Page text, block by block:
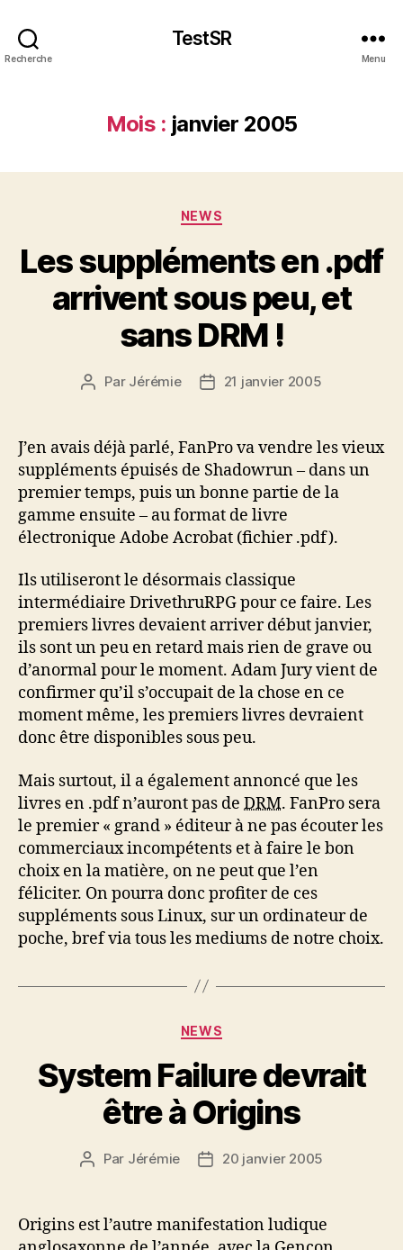
Recherche
TestSR
Menu
Mois : janvier 2005
Catégories
NEWS
Les suppléments en .pdf
arrivent sous peu, et
sans DRM !
Auteur
Par Jérémie
Date21 janvier 2005
J’en avais déjà parlé, FanPro va vendre les vieux
suppléments épuisés de Shadowrun – dans un
premier temps, puis un bonne partie de la
gamme ensuite – au format de livre
électronique Adobe Acrobat (fichier .pdf).
Ils utiliseront le désormais classique
intermédiaire DrivethruRPG pour ce faire. Les
premiers livres devaient arriver début janvier,
ils sont un peu en retard mais rien de grave ou
d’anormal pour le moment. Adam Jury vient de
confirmer qu’il s’occupait de la chose en ce
moment même, les premiers livres devraient
donc être disponibles sous peu.
Mais surtout, il a également annoncé que les
livres en .pdf n’auront pas de DRM. FanPro sera
le premier « grand » éditeur à ne pas écouter les
commerciaux incompétents et à faire le bon
choix en la matière, on ne peut que l’en
féliciter. On pourra donc profiter de ces
suppléments sous Linux, sur un ordinateur de
poche, bref via tous les mediums de notre choix.
Catégories
NEWS
System Failure devrait
être à Origins
Auteur
Par Jérémie
Date20 janvier 2005
Origins est l’autre manifestation ludique